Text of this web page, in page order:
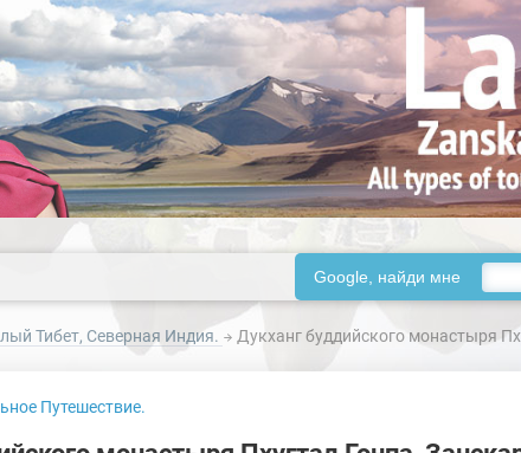
Google, найди мне
Тибет, Северная Индия. Дукханг буддийского монастыря
Путешествие.